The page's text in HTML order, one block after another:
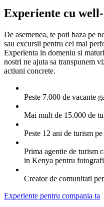
Experiente cu
De asemenea, te poti baza pe
sau excursii pentru cei mai
Experienta in domeniu si
nostri ne ajuta sa transpunem
actiuni concrete.
Peste 7.000 de vacante
Mai mult de 15.000 de
Peste 12 ani de turism
Prima agentie de turism
in Kenya pentru
Creator de comunitati
Experiente pentru compania ta